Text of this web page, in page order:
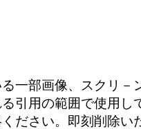
一部画像、スクリ－
引用の範囲で使用し
ださい。即刻削除い